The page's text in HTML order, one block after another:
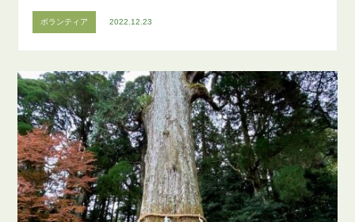
ボランティア 2022.12.23